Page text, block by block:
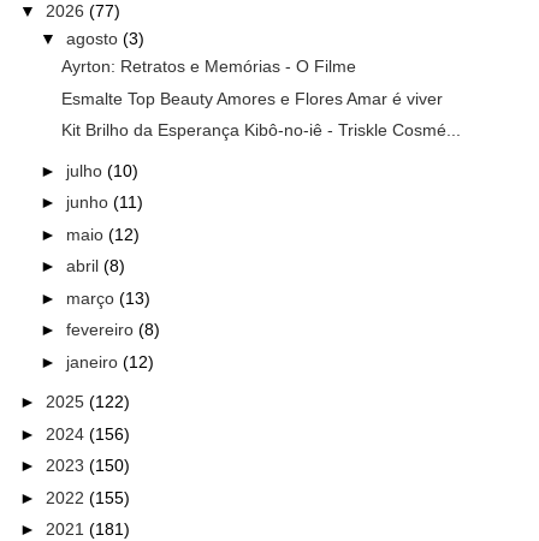
▼ 2026 (77)
▼ agosto (3)
Ayrton: Retratos e Memórias - O Filme
Esmalte Top Beauty Amores e Flores Amar é viver
Kit Brilho da Esperança Kibô-no-iê - Triskle Cosmé...
► julho (10)
► junho (11)
► maio (12)
► abril (8)
► março (13)
► fevereiro (8)
► janeiro (12)
► 2025 (122)
► 2024 (156)
► 2023 (150)
► 2022 (155)
► 2021 (181)